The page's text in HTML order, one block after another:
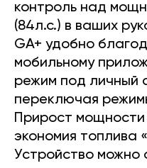
контроль над
(84л.с.) в ваших
GA+ удобно
мобильному
режим под личный
переключая
Прирост мощности
экономия топлива
Устройство можно